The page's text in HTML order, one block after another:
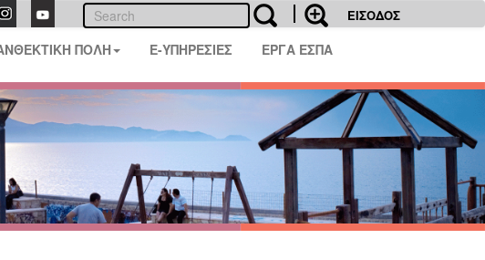
ΕΙΣΟΔΟΣ
ΠΟΛΗ E-ΥΠΗΡΕΣΙΕΣ ΕΡΓΑ ΕΣΠΑ